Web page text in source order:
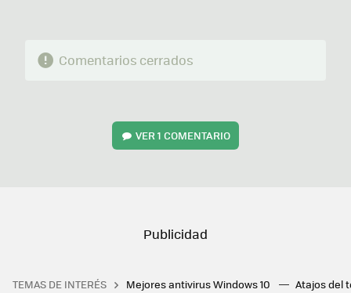
Comentarios cerrados
VER1 COMENTARIO
TEMAS DE INTERÉS Mejores antivirus Windows 10 Atajos del